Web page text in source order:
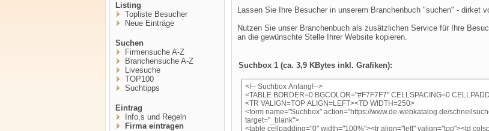
Listing
Topliste Besucher
Neue Einträge
Suchen
Firmensuche A-Z
Branchensuche A-Z
Livesuche
TOP100
Suchtipps
Eintrag
Info,s und Regeln
Firma eintragen
Lassen Sie Ihre Besucher in unserem Branchenbuch "suchen" - dirket
Nutzen Sie unser Branchenbuch als zusätzlichen Service für Ihre
an die gewünschte Stelle Ihrer Website kopieren.
Suchbox 1 (ca. 3,9 KBytes inkl. Grafiken):